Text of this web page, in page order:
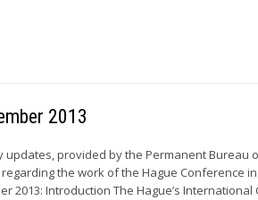
2013
updates, provided by the Permanent Bureau
the work of the Hague Conference
2013: Introduction The Hague’s International